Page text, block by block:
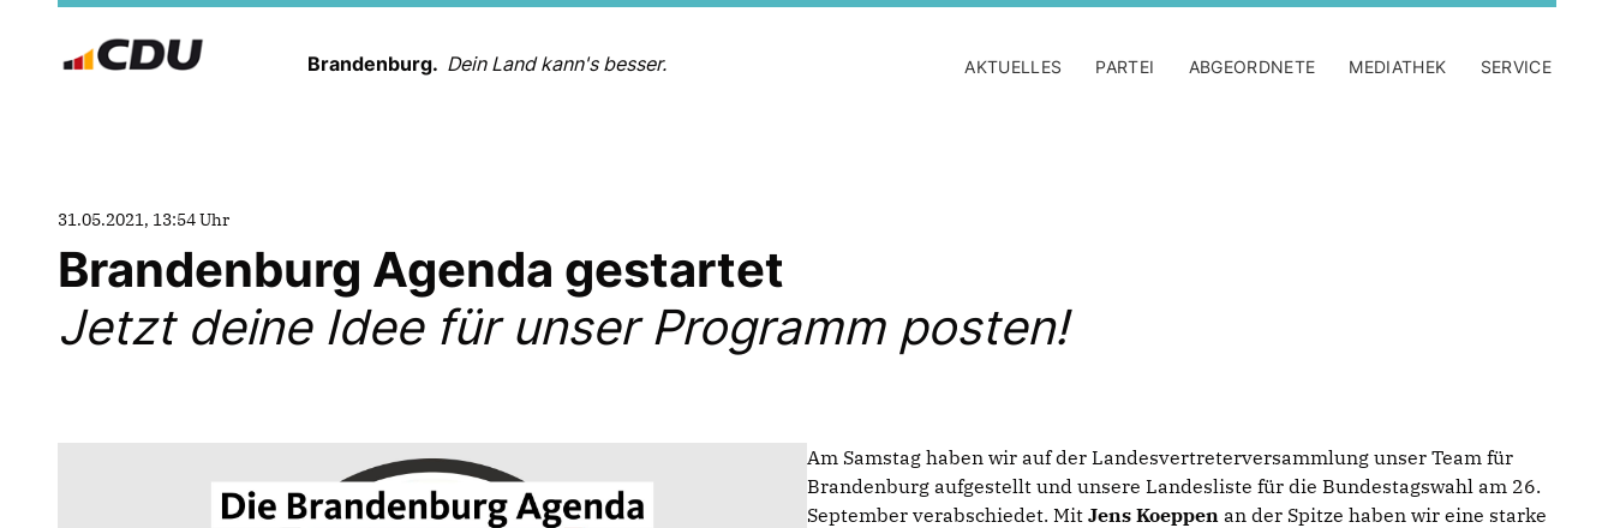
Brandenburg. Dein Land kann's besser. AKTUELLES PARTEI ABGEORDNETE MEDIATHEK SERVICE
31.05.2021, 13:54 Uhr
Brandenburg Agenda gestartet
Jetzt deine Idee für unser Programm posten!
Am Samstag haben wir auf der Landesvertreterversammlung unser Team für
Brandenburg aufgestellt und unsere Landesliste für die Bundestagswahl am 26.
September verabschiedet. Mit Jens Koeppen an der Spitze haben wir eine starke